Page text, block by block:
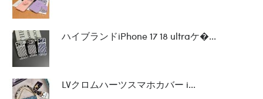
ハイブランドiPhone 17 18 ultraケ�...
LVクロムハーツスマホカバー i...